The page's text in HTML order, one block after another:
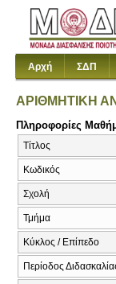
Αρχή ΣΔΠ
ΑΡΙΘΜΗΤΙΚΗ
Πληροφορίες
Τίτλος
Κωδικός
Σχολή
Τμήμα
Κύκλος / Επίπεδο
Περίοδος